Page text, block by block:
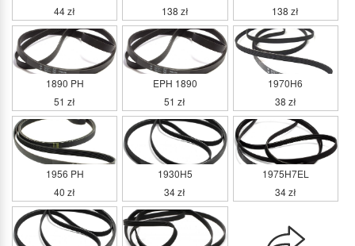
44 zł
138 zł
138 zł
1890 PH
51 zł
EPH 1890
51 zł
1970H6
38 zł
1956 PH
40 zł
1930H5
34 zł
1975H7EL
34 zł